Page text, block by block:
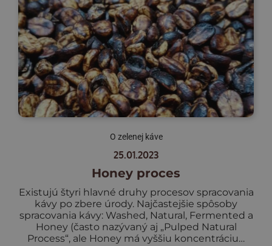
O zelenej káve
25.01.2023
Honey proces
Existujú štyri hlavné druhy procesov spracovania
kávy po zbere úrody. Najčastejšie spôsoby
spracovania kávy: Washed, Natural, Fermented a
Honey (často nazývaný aj „Pulped Natural
Process“, ale Honey má vyššiu koncentráciu…